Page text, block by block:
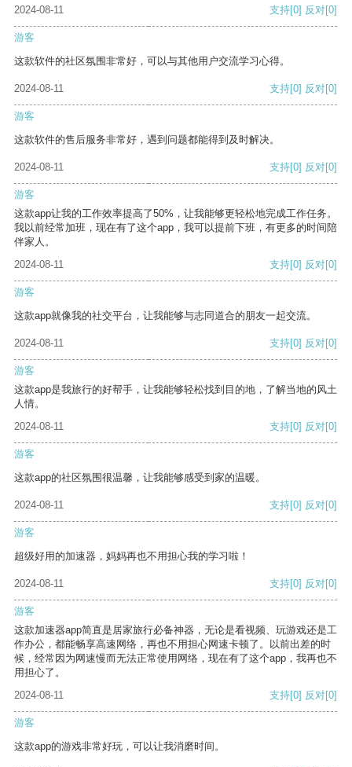
2024-08-11
支持[0] 反对[0]
游客
这款软件的社区氛围非常好，可以与其他用户交流学习心得。
2024-08-11 支持[0] 反对[0]
游客
这款软件的售后服务非常好，遇到问题都能得到及时解决。
2024-08-11 支持[0] 反对[0]
游客
这款app让我的工作效率提高了50%，让我能够更轻松地完成工作任务。
我以前经常加班，现在有了这个app，我可以提前下班，有更多的时间陪
伴家人。
2024-08-11
支持[0] 反对[0]
游客
这款app就像我的社交平台，让我能够与志同道合的朋友一起交流。
2024-08-11 支持[0] 反对[0]
游客
这款app是我旅行的好帮手，让我能够轻松找到目的地，了解当地的风土
人情。
2024-08-11
支持[0] 反对[0]
游客
这款app的社区氛围很温馨，让我能够感受到家的温暖。
2024-08-11 支持[0] 反对[0]
游客
超级好用的加速器，妈妈再也不用担心我的学习啦！
2024-08-11 支持[0] 反对[0]
游客
这款加速器app简直是居家旅行必备神器，无论是看视频、玩游戏还是工
作办公，都能畅享高速网络，再也不用担心网速卡顿了。以前出差的时
候，经常因为网速慢而无法正常使用网络，现在有了这个app，我再也不
用担心了。
2024-08-11
支持[0] 反对[0]
游客
这款app的游戏非常好玩，可以让我消磨时间。